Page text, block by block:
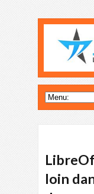
loin